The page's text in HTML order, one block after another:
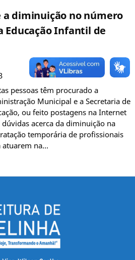
a diminuição no número
Educação Infantil de
pessoas têm procurado a
Municipal e a Secretaria de
ou feito postagens na Internet
acerca da diminuição na
temporária de profissionais
atuarem na…